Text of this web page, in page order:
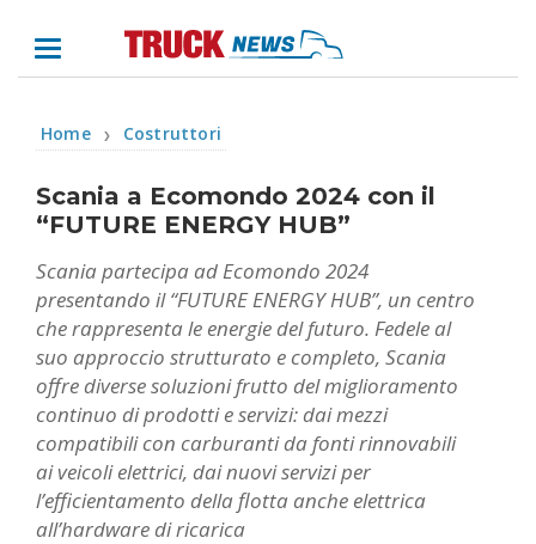
Home ❯ Costruttori
Scania a Ecomondo 2024 con il
“FUTURE ENERGY HUB”
Scania partecipa ad Ecomondo 2024
presentando il “FUTURE ENERGY HUB”, un centro
che rappresenta le energie del futuro. Fedele al
suo approccio strutturato e completo, Scania
offre diverse soluzioni frutto del miglioramento
continuo di prodotti e servizi: dai mezzi
compatibili con carburanti da fonti rinnovabili
ai veicoli elettrici, dai nuovi servizi per
l’efficientamento della flotta anche elettrica
all’hardware di ricarica